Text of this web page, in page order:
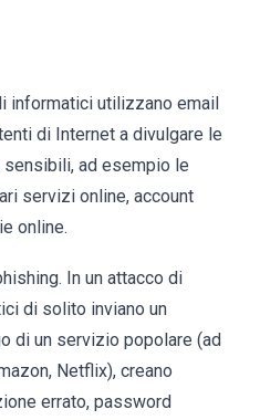
informatici utilizzano email
di Internet a divulgare le
ad esempio le
servizi online, account
online.
In un attacco di
di solito inviano un
di un servizio popolare (ad
Netflix), creano
errato, password